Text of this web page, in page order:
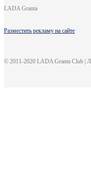
LADA Granta
Разместить рекламу на сайте
© 2011-2020 LADA Granta Club |